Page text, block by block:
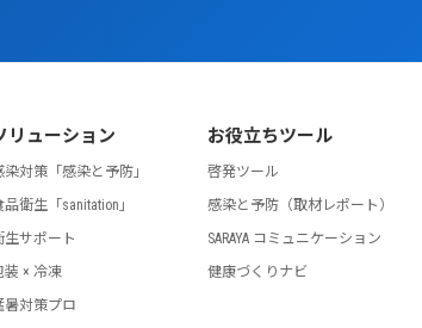
リューション
染対策「感染と予防」
品衛生「sanitation」
生サポート
装 × 冷凍
暑対策プロ
お役立ちツール
啓発ツール
感染と予防（取材レポート）
SARAYA コミュニケーション
健康づくりナビ